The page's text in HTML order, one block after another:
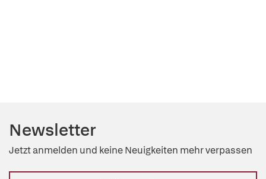
Newsletter
Jetzt anmelden und keine Neuigkeiten mehr verpassen